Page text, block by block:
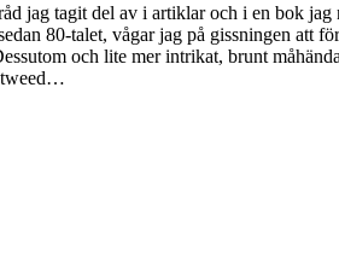
jag tagit del av i artiklar och i en bok
80-talet, vågar jag på gissningen att
och lite mer intrikat, brunt
tweed…